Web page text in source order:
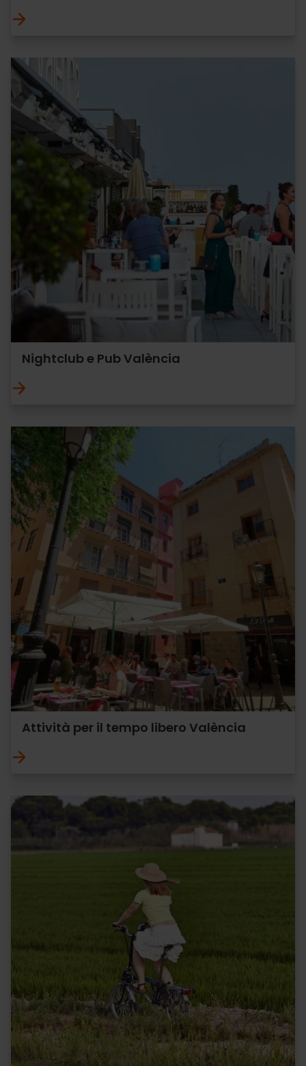
Nightclub e Pub València
Attività per il tempo libero València